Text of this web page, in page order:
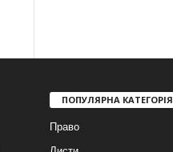
ПОПУЛЯРНА КАТЕГОРІЯ
Право